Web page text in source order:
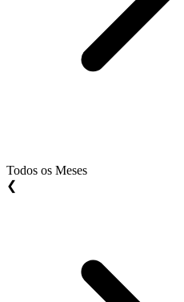
Todos os Meses
❮